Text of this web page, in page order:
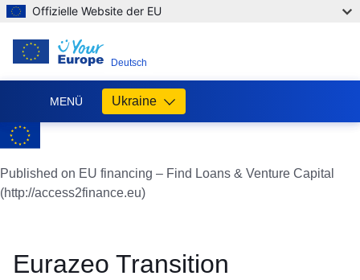
Offizielle Website der EU
Deutsch
MENÜ Ukraine
Україні
з
України,
Published on EU financing – Find Loans & Venture Capital
(http://access2finance.eu)
Eurazeo Transition